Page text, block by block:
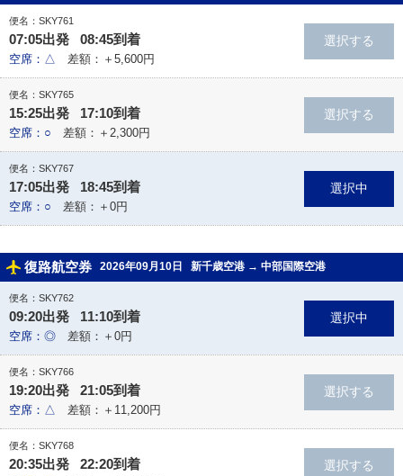
便名：SKY761
07:05出発 08:45到着
空席：△ 差額：＋5,600円
便名：SKY765
15:25出発 17:10到着
空席：○ 差額：＋2,300円
便名：SKY767
17:05出発 18:45到着
空席：○ 差額：＋0円
復路航空券 2026年09月10日 新千歳空港 → 中部国際空港
便名：SKY762
09:20出発 11:10到着
空席：◎ 差額：＋0円
便名：SKY766
19:20出発 21:05到着
空席：△ 差額：＋11,200円
便名：SKY768
20:35出発 22:20到着